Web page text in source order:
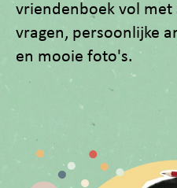
vriendenboek vol met
vragen, persoonlijke
en mooie foto's.